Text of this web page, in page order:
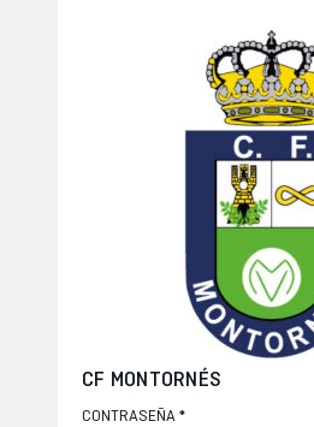
CF MONTORNÉS
CONTRASEÑA *